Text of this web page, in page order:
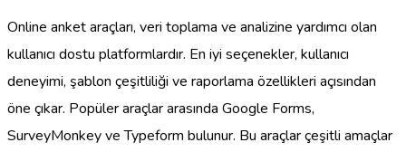
Online anket araçları, veri toplama ve analizine yardımcı olan
kullanıcı dostu platformlardır. En iyi seçenekler, kullanıcı
deneyimi, şablon çeşitliliği ve raporlama özellikleri açısından
öne çıkar. Popüler araçlar arasında Google Forms,
SurveyMonkey ve Typeform bulunur. Bu araçlar çeşitli amaçlar